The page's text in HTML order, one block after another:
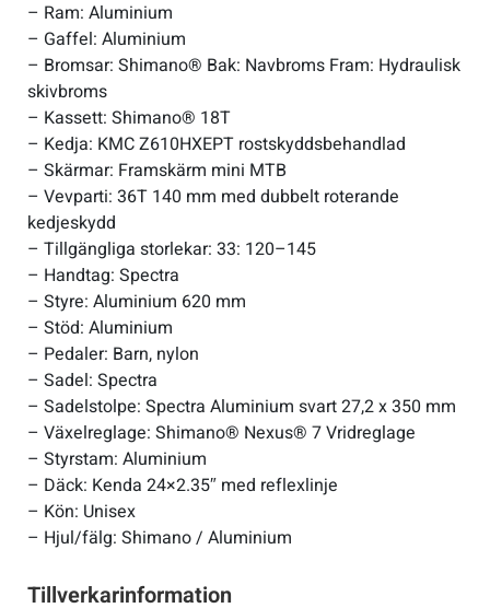
– Ram: Aluminium
– Gaffel: Aluminium
– Bromsar: Shimano® Bak: Navbroms Fram: Hydraulisk
skivbroms
– Kassett: Shimano® 18T
– Kedja: KMC Z610HXEPT rostskyddsbehandlad
– Skärmar: Framskärm mini MTB
– Vevparti: 36T 140 mm med dubbelt roterande
kedjeskydd
– Tillgängliga storlekar: 33: 120–145
– Handtag: Spectra
– Styre: Aluminium 620 mm
– Stöd: Aluminium
– Pedaler: Barn, nylon
– Sadel: Spectra
– Sadelstolpe: Spectra Aluminium svart 27,2 x 350 mm
– Växelreglage: Shimano® Nexus® 7 Vridreglage
– Styrstam: Aluminium
– Däck: Kenda 24×2.35″ med reflexlinje
– Kön: Unisex
– Hjul/fälg: Shimano / Aluminium
Tillverkarinformation